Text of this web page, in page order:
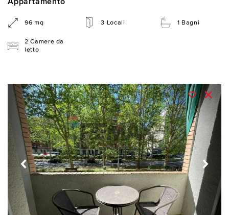
Appartamento
96 mq 3 Locali 1 Bagni
2 Camere da
letto